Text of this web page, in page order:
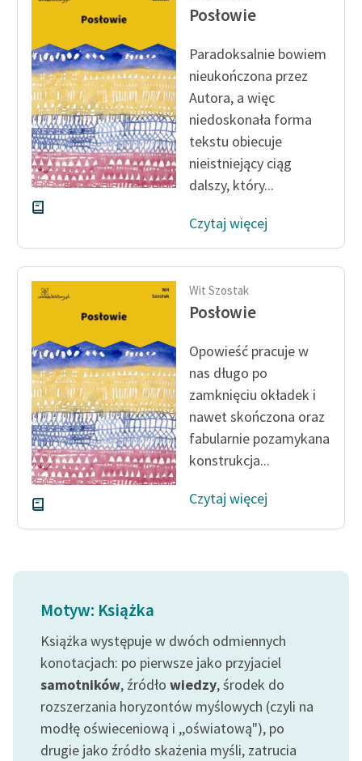
sprawozdania finansowe
Regulamin darowizn
Informacja o treściach
wrażliwych
Deklaracja dostępności
Posłowie
Paradoksalnie bowiem
nieukończona przez
Autora, a więc
niedoskonała forma
tekstu obiecuje
nieistniejący ciąg
dalszy, który...
Czytaj więcej
Wit Szostak
Posłowie
Opowieść pracuje w
nas długo po
zamknięciu okładek i
nawet skończona oraz
fabularnie pozamykana
konstrukcja...
Czytaj więcej
Motyw: Książka
Książka występuje w dwóch odmiennych
konotacjach: po pierwsze jako przyjaciel
samotników, źródło wiedzy, środek do
rozszerzania horyzontów myślowych (czyli na
modłę oświeceniową i ,,oświatową"), po
drugie jako źródło skażenia myśli, zatrucia